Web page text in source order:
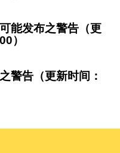
能发布之警告（更
）
警告（更新时间：